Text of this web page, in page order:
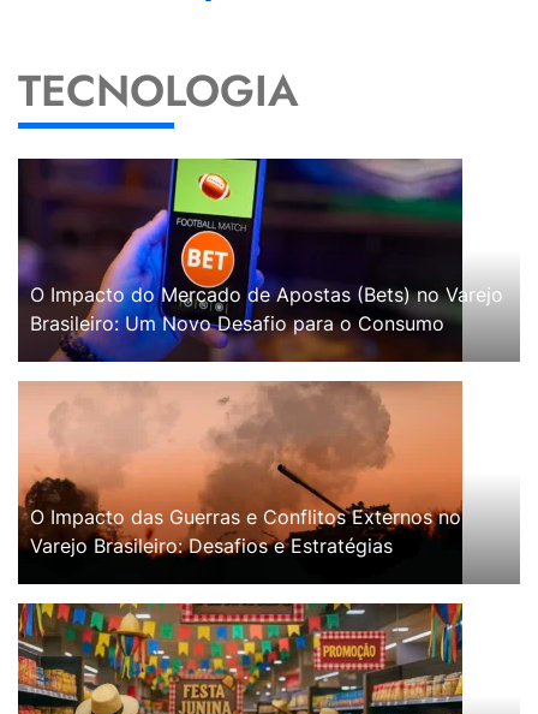
TECNOLOGIA
O Impacto do Mercado de Apostas (Bets) no Varejo
Brasileiro: Um Novo Desafio para o Consumo
O Impacto das Guerras e Conflitos Externos no
Varejo Brasileiro: Desafios e Estratégias